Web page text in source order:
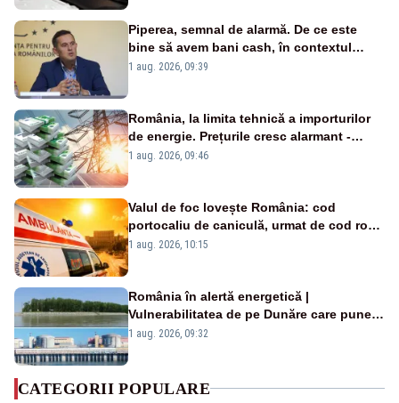
Piperea, semnal de alarmă. De ce este
bine să avem bani cash, în contextul
alertei energetice?
1 aug. 2026, 09:39
România, la limita tehnică a importurilor
de energie. Prețurile cresc alarmant -
Analiză Realitatea Plus
1 aug. 2026, 09:46
Valul de foc lovește România: cod
portocaliu de caniculă, urmat de cod roșu
duminică. Temperaturile urcă spre 40°C
1 aug. 2026, 10:15
România în alertă energetică |
Vulnerabilitatea de pe Dunăre care pune
în pericol Centrala Cernavodă era
1 aug. 2026, 09:32
CATEGORII POPULARE